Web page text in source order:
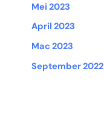
Mei 2023
April 2023
Mac 2023
September 2022